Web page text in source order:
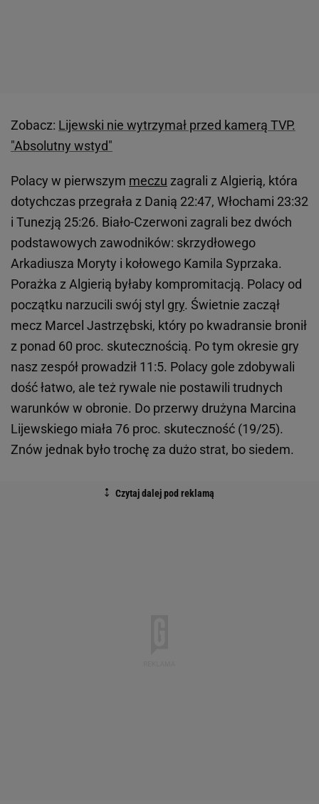
Zobacz: Lijewski nie wytrzymał przed kamerą TVP.
"Absolutny wstyd"
Polacy w pierwszym meczu zagrali z Algierią, która
dotychczas przegrała z Danią 22:47, Włochami 23:32
i Tunezją 25:26. Biało-Czerwoni zagrali bez dwóch
podstawowych zawodników: skrzydłowego
Arkadiusza Moryty i kołowego Kamila Syprzaka.
Porażka z Algierią byłaby kompromitacją. Polacy od
początku narzucili swój styl gry. Świetnie zaczął
mecz Marcel Jastrzębski, który po kwadransie bronił
z ponad 60 proc. skutecznością. Po tym okresie gry
nasz zespół prowadził 11:5. Polacy gole zdobywali
dość łatwo, ale też rywale nie postawili trudnych
warunków w obronie. Do przerwy drużyna Marcina
Lijewskiego miała 76 proc. skuteczność (19/25).
Znów jednak było trochę za dużo strat, bo siedem.